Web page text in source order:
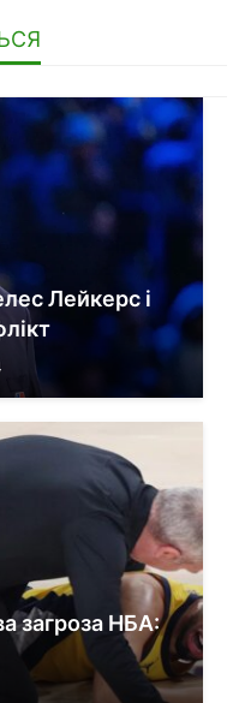
Лейкерс і
загроза НБА: